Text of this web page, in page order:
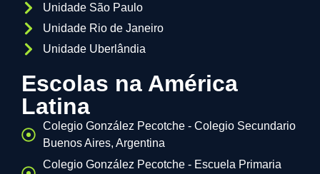
Unidade São Paulo
Unidade Rio de Janeiro
Unidade Uberlândia
Escolas na América
Latina
Colegio González Pecotche - Colegio Secundario
Buenos Aires, Argentina
Colegio González Pecotche - Escuela Primaria